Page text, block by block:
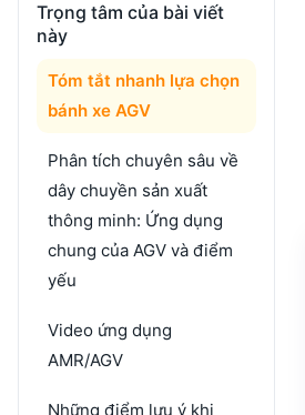
Trọng tâm của bài viết
này
Tóm tắt nhanh lựa chọn
bánh xe AGV
Phân tích chuyên sâu về
dây chuyền sản xuất
thông minh: Ứng dụng
chung của AGV và điểm
yếu
Video ứng dụng
AMR/AGV
Những điểm lưu ý khi